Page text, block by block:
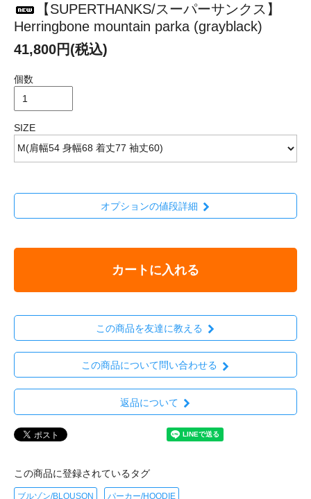
【SUPERTHANKS/スーパーサンクス】
Herringbone mountain parka (grayblack)
41,800円(税込)
個数
SIZE
オプションの値段詳細
カートに入れる
この商品を友達に教える
この商品について問い合わせる
返品について
この商品に登録されているタグ
ブルゾン/BLOUSON パーカー/HOODIE